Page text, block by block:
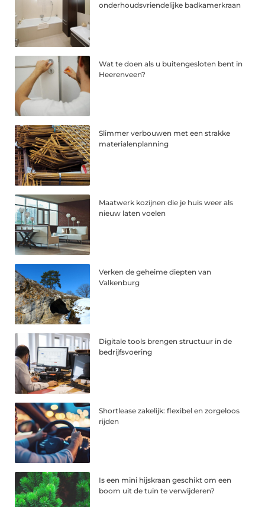
onderhoudsvriendelijke badkamerkraan
Wat te doen als u buitengesloten bent in
Heerenveen?
Slimmer verbouwen met een strakke
materialenplanning
Maatwerk kozijnen die je huis weer als
nieuw laten voelen
Verken de geheime diepten van
Valkenburg
Digitale tools brengen structuur in de
bedrijfsvoering
Shortlease zakelijk: flexibel en zorgeloos
rijden
Is een mini hijskraan geschikt om een
boom uit de tuin te verwijderen?